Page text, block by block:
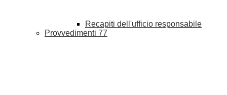
Recapiti dell'ufficio responsabile
Provvedimenti 77